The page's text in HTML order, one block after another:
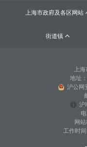
上海市政府及各区网站
街道镇 
上
地址
沪公网
沪
网
工作时